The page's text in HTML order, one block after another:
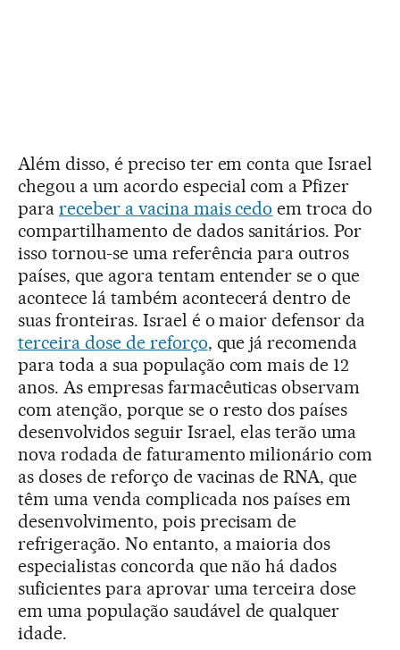
Além disso, é preciso ter em conta que Israel
chegou a um acordo especial com a Pfizer
para receber a vacina mais cedo em troca do
compartilhamento de dados sanitários. Por
isso tornou-se uma referência para outros
países, que agora tentam entender se o que
acontece lá também acontecerá dentro de
suas fronteiras. Israel é o maior defensor da
terceira dose de reforço, que já recomenda
para toda a sua população com mais de 12
anos. As empresas farmacêuticas observam
com atenção, porque se o resto dos países
desenvolvidos seguir Israel, elas terão uma
nova rodada de faturamento milionário com
as doses de reforço de vacinas de RNA, que
têm uma venda complicada nos países em
desenvolvimento, pois precisam de
refrigeração. No entanto, a maioria dos
especialistas concorda que não há dados
suficientes para aprovar uma terceira dose
em uma população saudável de qualquer
idade.